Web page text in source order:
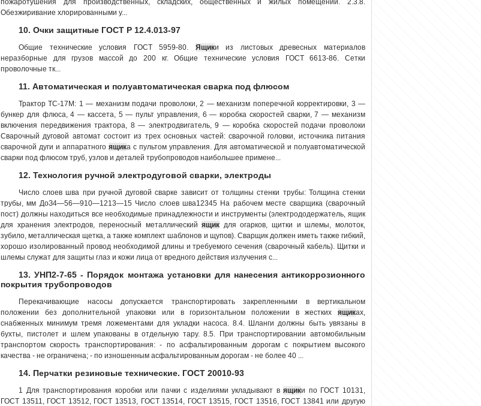
пожаротушения для производственных, складских, общественных и жилых помещений. 2.3.8.
Обезжиривание хлорированными у...
10. Очки защитные ГОСТ Р 12.4.013-97
Общие технические условия ГОСТ 5959-80. Ящики из листовых древесных материалов
неразборные для грузов массой до 200 кг. Общие технические условия ГОСТ 6613-86. Сетки
проволочные тк...
11. Автоматическая и полуавтоматическая сварка под флюсом
Трактор ТС-17М: 1 — механизм подачи проволоки, 2 — механизм поперечной корректировки, 3 —
бункер для флюса, 4 — кассета, 5 — пульт управления, 6 — коробка скоростей сварки, 7 — механизм
включения передвижения трактора, 8 — электродвигатель, 9 — коробка скоростей подачи проволоки
Сварочный дуговой автомат состоит из трех основных частей: сварочной головки, источника питания
сварочной дуги и аппаратного ящика с пультом управления. Для автоматической и полуавтоматической
сварки под флюсом труб, узлов и деталей трубопроводов наибольшее примене...
12. Технология ручной электродуговой сварки, электроды
Число слоев шва при ручной дуговой сварке зависит от толщины стенки трубы: Толщина стенки
трубы, мм ДоЗ4—56—910—1213—15 Число слоев шва12345 На рабочем месте сварщика (сварочный
пост) должны находиться все необходимые принадлежности и инструменты (электрододержатель, ящик
для хранения электродов, переносный металлическийящик для огарков, щитки и шлемы, молоток,
зубило, металлическая щетка, а также комплект шаблонов и щупов). Сварщик должен иметь также гибкий,
хорошо изолированный провод необходимой длины и требуемого сечения (сварочный кабель). Щитки и
шлемы служат для защиты глаз и кожи лица от вредного действия излучения с...
13. УНП2-7-65 - Порядок монтажа установки для нанесения антикоррозионного
покрытия трубопроводов
Перекачивающие насосы допускается транспортировать закрепленными в вертикальном
положении без дополнительной упаковки или в горизонтальном положении в жестких ящиках,
снабженных минимум тремя ложементами для укладки насоса. 8.4. Шланги должны быть увязаны в
бухты, пистолет и шлем упакованы в отдельную тару. 8.5. При транспортировании автомобильным
транспортом скорость транспортирования: - по асфальтированным дорогам с покрытием высокого
качества - не ограничена; - по изношенным асфальтированным дорогам - не более 40 ...
14. Перчатки резиновые технические. ГОСТ 20010-93
1 Для транспортирования коробки или пачки с изделиями укладывают вящики по ГОСТ 10131,
ГОСТ 13511, ГОСТ 13512, ГОСТ 13513, ГОСТ 13514, ГОСТ 13515, ГОСТ 13516, ГОСТ 13841 или другую